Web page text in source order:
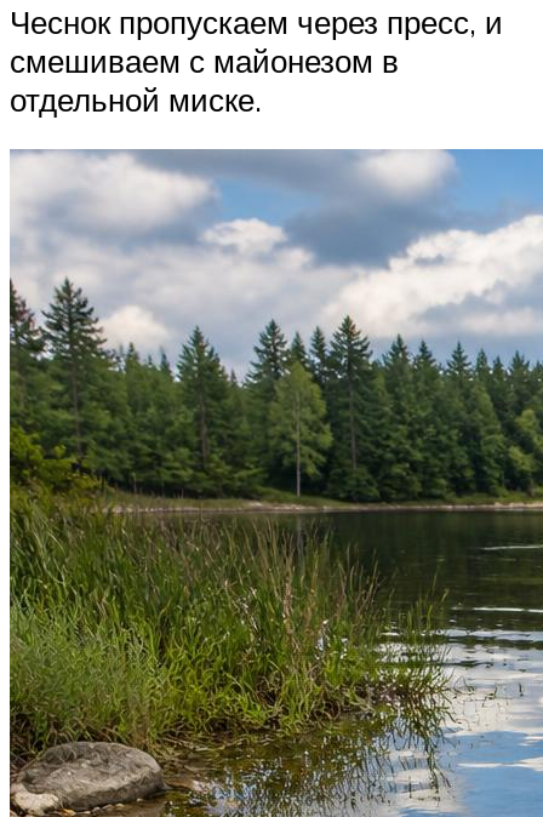
Чеснок пропускаем через пресс, и
смешиваем с майонезом в
отдельной миске.